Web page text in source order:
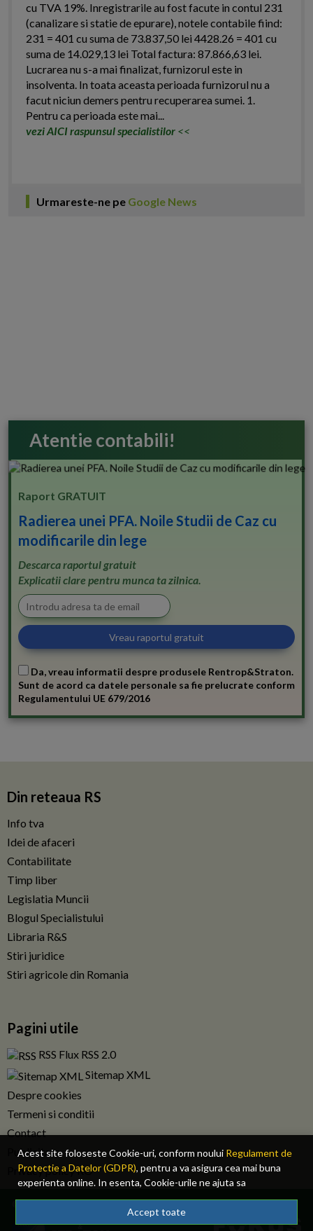
Acest site foloseste Cookie-uri, conform noului Regulament de
Protectie a Datelor (GDPR), pentru a va asigura cea mai buna
experienta online. In esenta, Cookie-urile ne ajuta sa
imbunatatim continutul de pe site, oferindu-va dvs., cititorul, o
experienta online personalizata si mult mai rapida. Ele sunt
folosite doar de site-ul nostru si partenerii nostri de incredere.
Accept toate
cu TVA 19%. Inregistrarile au fost facute in contul 231
(canalizare si statie de epurare), notele contabile fiind:
231 = 401 cu suma de 73.837,50 lei 4428.26 = 401 cu
suma de 14.029,13 lei Total factura: 87.866,63 lei.
Lucrarea nu s-a mai finalizat, furnizorul este in
insolventa. In toata aceasta perioada furnizorul nu a
facut niciun demers pentru recuperarea sumei. 1.
Pentru ca perioada este mai...
vezi AICI raspunsul specialistilor <<
Urmareste-ne pe Google News
Atentie contabili!
Raport GRATUIT
Radierea unei PFA. Noile Studii de Caz cu
modificarile din lege
Descarca raportul gratuit
Explicatii clare pentru munca ta zilnica.
Da, vreau informatii despre produsele Rentrop&Straton.
Sunt de acord ca datele personale sa fie prelucrate conform
Regulamentului UE 679/2016
Din reteaua RS
Info tva
Idei de afaceri
Contabilitate
Timp liber
Legislatia Muncii
Blogul Specialistului
Libraria R&S
Stiri juridice
Stiri agricole din Romania
Pagini utile
RSS Flux RSS 2.0
Sitemap XML
Despre cookies
Termeni si conditii
Contact
Publicitate
Privacy policy RO
© 2026 Fiscalitatea.ro. Toate drepturile rezervate.